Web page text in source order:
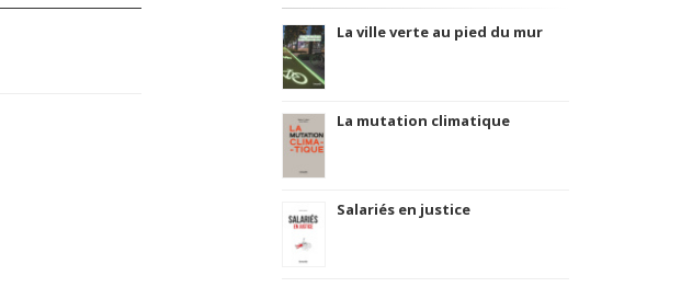
La ville verte au pied du mur
La mutation climatique
Salariés en justice